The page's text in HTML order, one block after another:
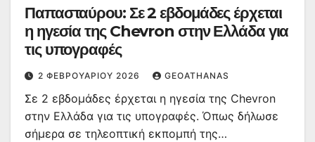
Παπασταύρου: Σε 2 εβδομάδες έρχεται
η ηγεσία της Chevron στην Ελλάδα για
τις υπογραφές
2 ΦΕΒΡΟΥΑΡΊΟΥ 2026 GEOATHANAS
Σε 2 εβδομάδες έρχεται η ηγεσία της Chevron
στην Ελλάδα για τις υπογραφές. Όπως δήλωσε
σήμερα σε τηλεοπτική εκπομπή της…